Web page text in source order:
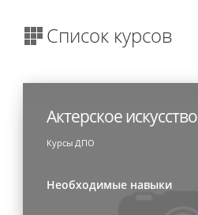
Список курсов
Актерское искусство
Курсы ДПО
Необходимые навыки